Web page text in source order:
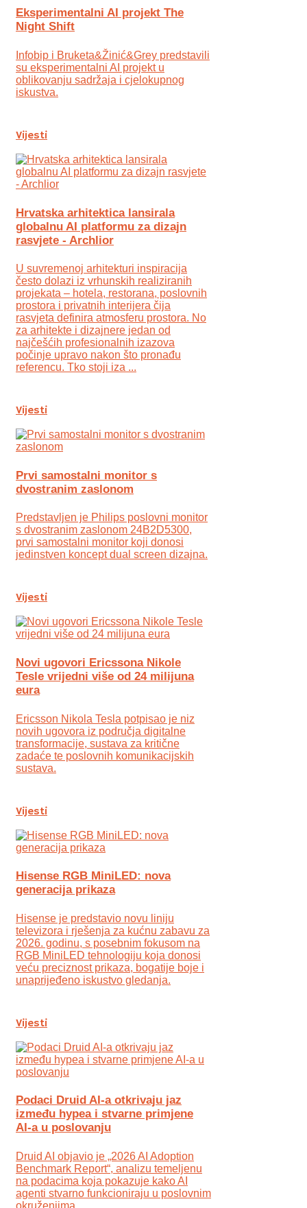
Eksperimentalni AI projekt The
Night Shift
Infobip i Bruketa&Žinić&Grey predstavili
su eksperimentalni AI projekt u
oblikovanju sadržaja i cjelokupnog
iskustva.
Vijesti
Hrvatska arhitektica lansirala
globalnu AI platformu za dizajn
rasvjete - Archlior
U suvremenoj arhitekturi inspiracija
često dolazi iz vrhunskih realiziranih
projekata – hotela, restorana, poslovnih
prostora i privatnih interijera čija
rasvjeta definira atmosferu prostora. No
za arhitekte i dizajnere jedan od
najčešćih profesionalnih izazova
počinje upravo nakon što pronađu
referencu. Tko stoji iza ...
Vijesti
Prvi samostalni monitor s
dvostranim zaslonom
Predstavljen je Philips poslovni monitor
s dvostranim zaslonom 24B2D5300,
prvi samostalni monitor koji donosi
jedinstven koncept dual screen dizajna.
Vijesti
Novi ugovori Ericssona Nikole
Tesle vrijedni više od 24 milijuna
eura
Ericsson Nikola Tesla potpisao je niz
novih ugovora iz područja digitalne
transformacije, sustava za kritične
zadaće te poslovnih komunikacijskih
sustava.
Vijesti
Hisense RGB MiniLED: nova
generacija prikaza
Hisense je predstavio novu liniju
televizora i rješenja za kućnu zabavu za
2026. godinu, s posebnim fokusom na
RGB MiniLED tehnologiju koja donosi
veću preciznost prikaza, bogatije boje i
unaprijeđeno iskustvo gledanja.
Vijesti
Podaci Druid AI-a otkrivaju jaz
između hypea i stvarne primjene
AI-a u poslovanju
Druid AI objavio je „2026 AI Adoption
Benchmark Report“, analizu temeljenu
na podacima koja pokazuje kako AI
agenti stvarno funkcioniraju u poslovnim
okruženjima.